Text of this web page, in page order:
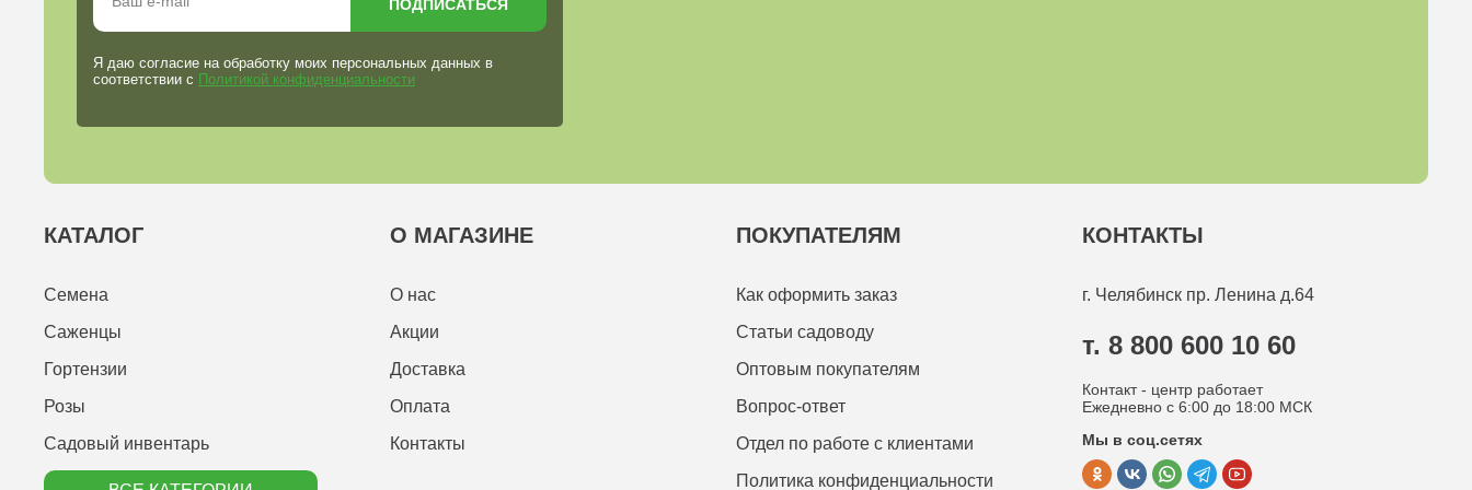
Я даю согласие на обработку моих персональных данных в
соответствии с Политикой конфиденциальности
ПОДПИСАТЬСЯ
КАТАЛОГ
Семена
Саженцы
Гортензии
Розы
Садовый инвентарь
О МАГАЗИНЕ
О нас
Акции
Доставка
Оплата
Контакты
ПОКУПАТЕЛЯМ
Как оформить заказ
Статьи садоводу
Оптовым покупателям
Вопрос-ответ
Отдел по работе с клиентами
Политика конфиденциальности
КОНТАКТЫ
г. Челябинск пр. Ленина д.64
т. 8 800 600 10 60
Контакт - центр работает
Ежедневно с 6:00 до 18:00 МСК
Мы в соц.сетях